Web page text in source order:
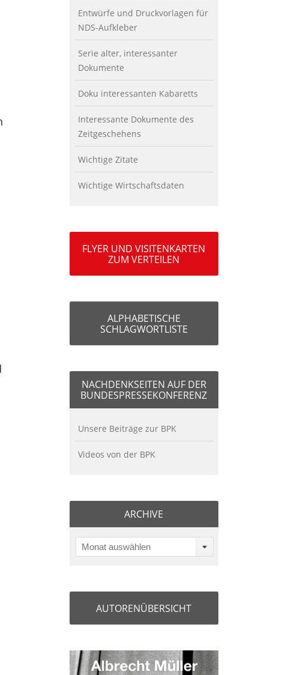
Entwürfe und Druckvorlagen für
NDS-Aufkleber
Serie alter, interessanter
Dokumente
Doku interessanten Kabaretts
Interessante Dokumente des
Zeitgeschehens
Wichtige Zitate
Wichtige Wirtschaftsdaten
FLYER UND VISITENKARTEN
ZUM VERTEILEN
ALPHABETISCHE
SCHLAGWORTLISTE
NACHDENKSEITEN AUF DER
BUNDESPRESSEKONFERENZ
Unsere Beiträge zur BPK
Videos von der BPK
ARCHIVE
Monat auswählen
AUTORENÜBERSICHT